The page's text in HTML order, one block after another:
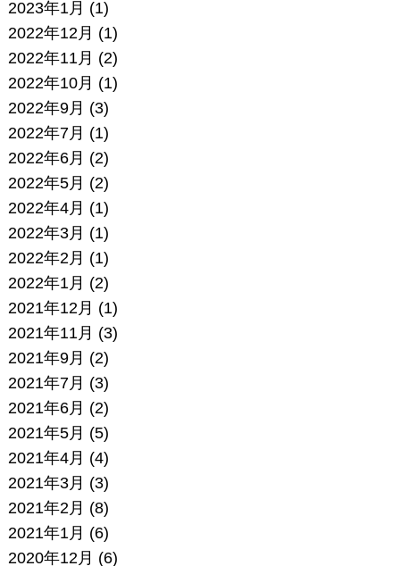
2023年1月 (1)
2022年12月 (1)
2022年11月 (2)
2022年10月 (1)
2022年9月 (3)
2022年7月 (1)
2022年6月 (2)
2022年5月 (2)
2022年4月 (1)
2022年3月 (1)
2022年2月 (1)
2022年1月 (2)
2021年12月 (1)
2021年11月 (3)
2021年9月 (2)
2021年7月 (3)
2021年6月 (2)
2021年5月 (5)
2021年4月 (4)
2021年3月 (3)
2021年2月 (8)
2021年1月 (6)
2020年12月 (6)